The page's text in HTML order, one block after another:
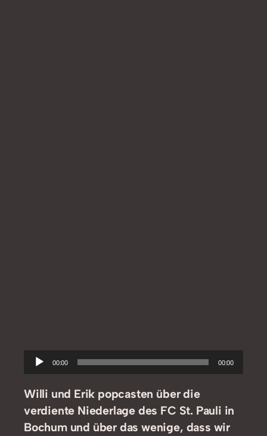
Audio-
Player
00:00 00:00
Willi und Erik popcasten über die
verdiente Niederlage des FC St. Pauli in
Bochum und über das wenige, dass wir